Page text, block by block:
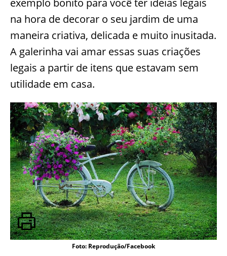
na hora de decorar o seu jardim de uma
maneira criativa, delicada e muito inusitada.
A galerinha vai amar essas suas criações
legais a partir de itens que estavam sem
utilidade em casa.
Foto: Reprodução/Facebook